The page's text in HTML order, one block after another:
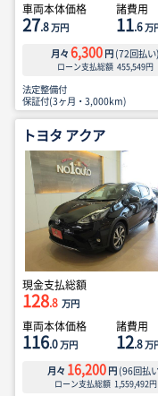
車両本体価格
27.8万円
諸費用
11.6万
月々 6,300 円 (72回払い)
ローン支払総額 455,549円
法定整備付
保証付(3ヶ月・3,000km)
トヨタ アクア
現金支払総額
128.8 万円
車両本体価格
116.0万円
諸費用
12.8万
月々 16,200 円 (96回払
ローン支払総額 1,559,492円